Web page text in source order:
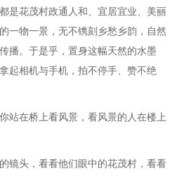
是花茂村政通人和、宜居宜业、美丽
一物一景，无不镌刻乡愁乡韵，自然
播。于是乎，置身这幅天然的水墨
起相机与手机，拍不停手、赞不绝
站在桥上看风景，看风景的人在楼上
镜头，看看他们眼中的花茂村，看看